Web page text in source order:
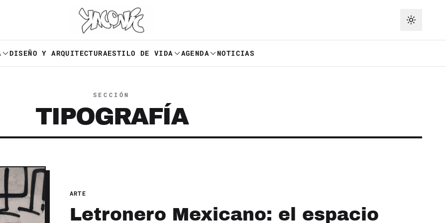
DISEÑO Y ARQUITECTURAESTILO DE VIDA AGENDA NOTICIAS
SECCIÓN
TIPOGRAFÍA
ARTE
Letronero Mexicano: el espacio